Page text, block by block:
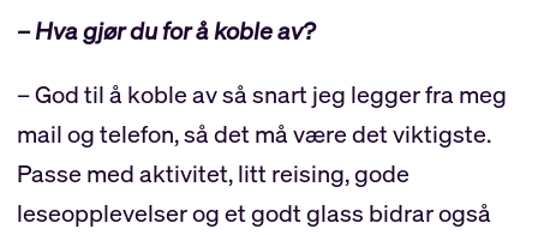
– Hva gjør du for å koble av?
– God til å koble av så snart jeg legger fra meg
mail og telefon, så det må være det viktigste.
Passe med aktivitet, litt reising, gode
leseopplevelser og et godt glass bidrar også